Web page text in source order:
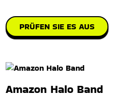
PRÜFEN SIE ES AUS
Amazon Halo Band